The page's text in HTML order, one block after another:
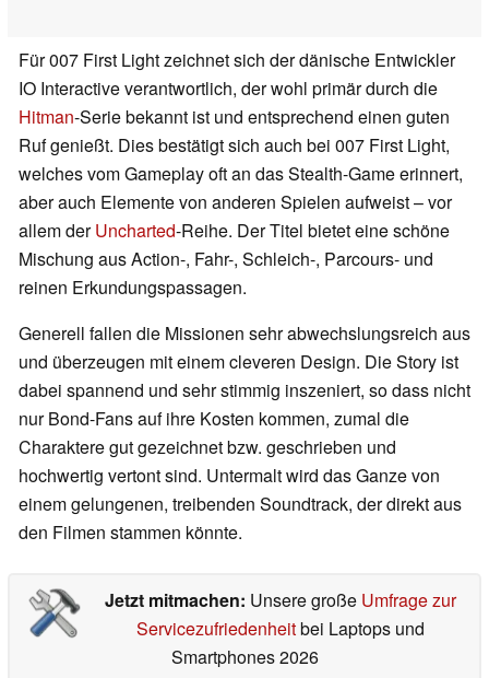
Für 007 First Light zeichnet sich der dänische Entwickler
IO Interactive verantwortlich, der wohl primär durch die
Hitman-Serie bekannt ist und entsprechend einen guten
Ruf genießt. Dies bestätigt sich auch bei 007 First Light,
welches vom Gameplay oft an das Stealth-Game erinnert,
aber auch Elemente von anderen Spielen aufweist – vor
allem derUncharted-Reihe. Der Titel bietet eine schöne
Mischung aus Action-, Fahr-, Schleich-, Parcours- und
reinen Erkundungspassagen.
Generell fallen die Missionen sehr abwechslungsreich aus
und überzeugen mit einem cleveren Design. Die Story ist
dabei spannend und sehr stimmig inszeniert, so dass nicht
nur Bond-Fans auf ihre Kosten kommen, zumal die
Charaktere gut gezeichnet bzw. geschrieben und
hochwertig vertont sind. Untermalt wird das Ganze von
einem gelungenen, treibenden Soundtrack, der direkt aus
den Filmen stammen könnte.
Jetzt mitmachen: Unsere große Umfrage zur
Servicezufriedenheitbei Laptops und
Smartphones 2026